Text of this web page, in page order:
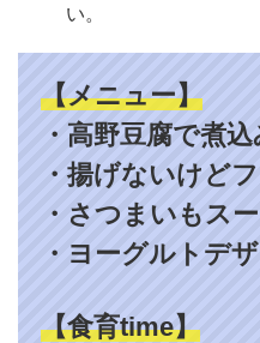
い。
【メニュー】
・高野豆腐で煮
・揚げないけど
・さつまいもス
・ヨーグルトデ
【食育time】